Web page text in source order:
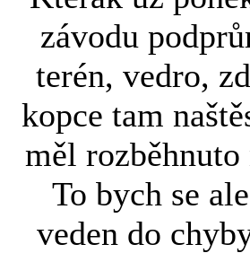
závodu
terén, vedro,
kopce tam
měl
To bych se
veden do